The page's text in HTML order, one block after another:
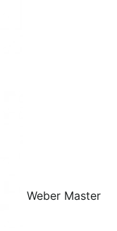
Weber Master